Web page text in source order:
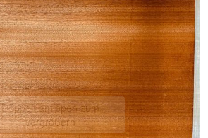
Doppelt antippen zum
vergrößern